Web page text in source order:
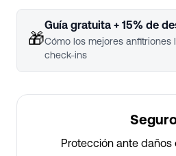
🎁
Guía gratuita + 15% de
Cómo los mejores anfitriones
check-ins
Protección ante